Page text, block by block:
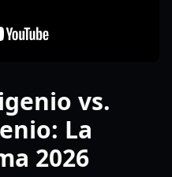
vs.
La
2026